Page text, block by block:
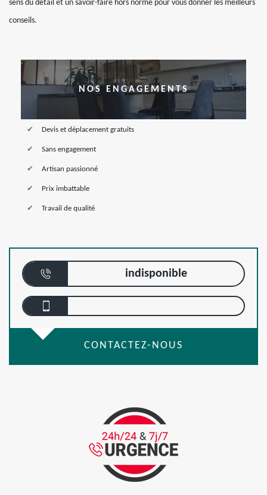
sens du détail et un savoir-faire hors norme pour vous donner les meilleurs
conseils.
NOS ENGAGEMENTS
Devis et déplacement gratuits
Sans engagement
Artisan passionné
Prix imbattable
Travail de qualité
indisponible
CONTACTEZ-NOUS